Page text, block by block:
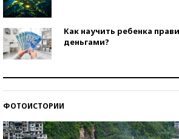
Как научить ребенка
деньгами?
ФОТОИСТОРИИ